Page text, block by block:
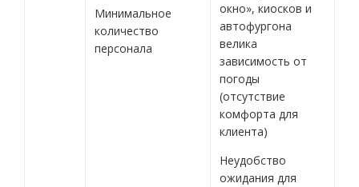
Минимальное
количество
персонала
окно», киосков и
автофургона
велика
зависимость от
погоды
(отсутствие
комфорта для
клиента)
Неудобство
ожидания для